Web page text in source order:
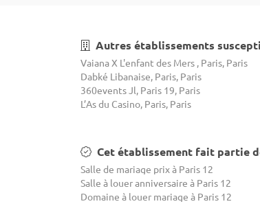
Autres établissements
Vaiana X L'enfant des Mers , Paris, Paris
Dabké Libanaise, Paris, Paris
360events Jl, Paris 19, Paris
L’As du Casino, Paris, Paris
Cet établissement fait partie
Salle de mariage prix à Paris 12
Salle à louer anniversaire à Paris 12
Domaine à louer mariage à Paris 12